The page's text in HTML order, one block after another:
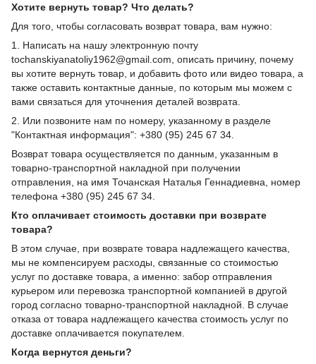
Хотите вернуть товар? Что делать?
Для того, чтобы согласовать возврат товара, вам нужно:
1. Написать на нашу электронную почту
tochanskiyanatoliy1962@gmail.com, описать причину, почему
вы хотите вернуть товар, и добавить фото или видео товара, а
также оставить контактные данные, по которым мы можем с
вами связаться для уточнения деталей возврата.
2. Или позвоните нам по номеру, указанному в разделе
"Контактная информация": +380 (95) 245 67 34.
Возврат товара осуществляется по данным, указанным в
товарно-транспортной накладной при получении
отправления, на имя Точанская Наталья Геннадиевна, номер
телефона +380 (95) 245 67 34.
Кто оплачивает стоимость доставки при возврате
товара?
В этом случае, при возврате товара надлежащего качества,
мы не компенсируем расходы, связанные со стоимостью
услуг по доставке товара, а именно: забор отправления
курьером или перевозка транспортной компанией в другой
город согласно товарно-транспортной накладной. В случае
отказа от товара надлежащего качества стоимость услуг по
доставке оплачивается покупателем.
Когда вернутся деньги?